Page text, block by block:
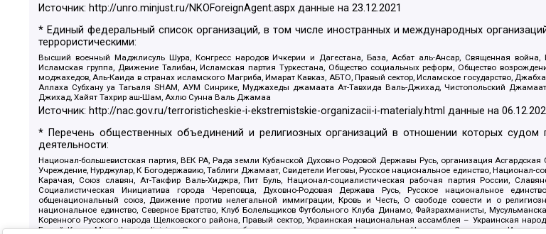
Источник: http://unro.minjust.ru/NKOForeignAgent.aspx данные на23.12.2021
* Единый федеральный список организаций, в том числе иностранных и международных
террористическими:
Высший военный Маджлисуль Шура, Конгресс народов Ичкерии и Дагестана, База, Асбат аль-Ансар, Священная война,
Исламская группа, Движение Талибан, Исламская партия Туркестана, Общество социальных реформ, Общество
моджахедов, Аль-Каида в странах исламского Магриба, Имарат Кавказ, АБТО, Правый сектор, Исламское государство,
Аллаха Субхану уа Тагьаля SHAM, АУМ Синрике, Муджахеды джамаата Ат-Тавхида Валь-Джихад, Чистопольский
Джихад, Хайят Тахрир аш-Шам, Ахлю Сунна Валь Джамаа
Источник: http://nac.gov.ru/terroristicheskie-i-ekstremistskie-organizacii-i-materialy.html данные на
* Перечень общественных объединений и религиозных организаций в отношении которых
деятельности:
Национал-большевистская партия, ВЕК РА, Рада земли Кубанской Духовно Родовой Державы Русь, организация
Учреждение, Нурджулар, К Богодержавию, Таблиги Джамаат, Свидетели Иеговы, Русское национальное единство,
Карачая, Союз славян, Ат-Такфир Валь-Хиджра, Пит Буль, Национал-социалистическая рабочая партия России,
Социалистическая Инициатива города Череповца, Духовно-Родовая Держава Русь, Русское национальное
общенациональный союз, Движение против нелегальной иммиграции, Кровь и Честь, О свободе совести и о
национальное единство, Северное Братство, Клуб Болельщиков Футбольного Клуба Динамо, Файзрахманисты,
Коренного Русского народа Щелковского района, Правый сектор, Украинская национальная ассамблея – Украинская
Белый Крест, Misanthropic division, Религиозное объединение последователей инглиизма, Народная Социальная